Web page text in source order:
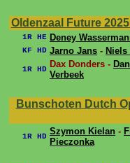
Oldenzaal Future
1R HE Deney
KF HD Jarno Jans -
1R HD Dax Donders -
Verbeek
Bunschoten Dutch
1R HD Szymon Kielan -
Pieczonka